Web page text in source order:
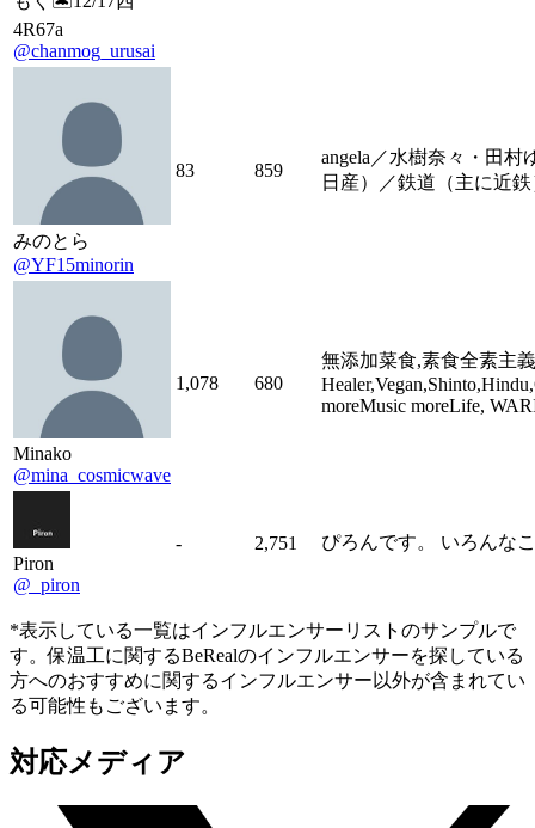
4R67a
@chanmog_urusai
みのとら
@YF15minorin
83 859
angela／水樹奈々・田
日産）／鉄道（主に近
Minako
@mina_cosmicwave
1,078 680
無添加菜食,素食全素主
moreMusic moreLife,
Piron
@_piron
- 2,751 ぴろんです。 いろんな
*表示している一覧はインフルエンサーリストのサンプルで
す。保温工に関するBeRealのインフルエンサーを探している
方へのおすすめに関するインフルエンサー以外が含まれてい
る可能性もございます。
対応メディア